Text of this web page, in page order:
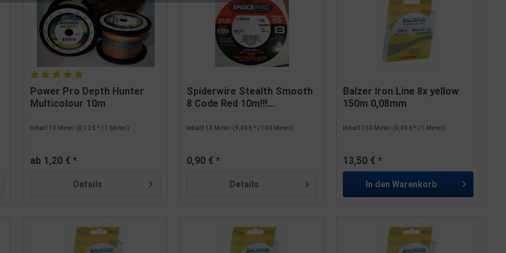
Power Pro Depth Hunter
Multicolour 10m
Inhalt10 Meter (0,12 € * / 1 Meter)
ab 1,20 € *
Details
Spiderwire Stealth Smooth
8 Code Red 10m!!!...
Inhalt10 Meter (9,00 € * / 100 Meter)
0,90 € *
Details
Balzer Iron Line 8x yellow
150m 0,08mm
Inhalt150 Meter (0,09 € * / 1 Meter)
13,50 € *
In den Warenkorb